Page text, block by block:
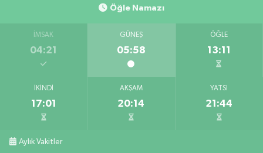
Öğle Namazı
İMSAK
04:21
GÜNEŞ
05:58
ÖĞLE
13:11
İKINDI
17:01
AKŞAM
20:14
YATSI
21:44
Aylık Vakitler